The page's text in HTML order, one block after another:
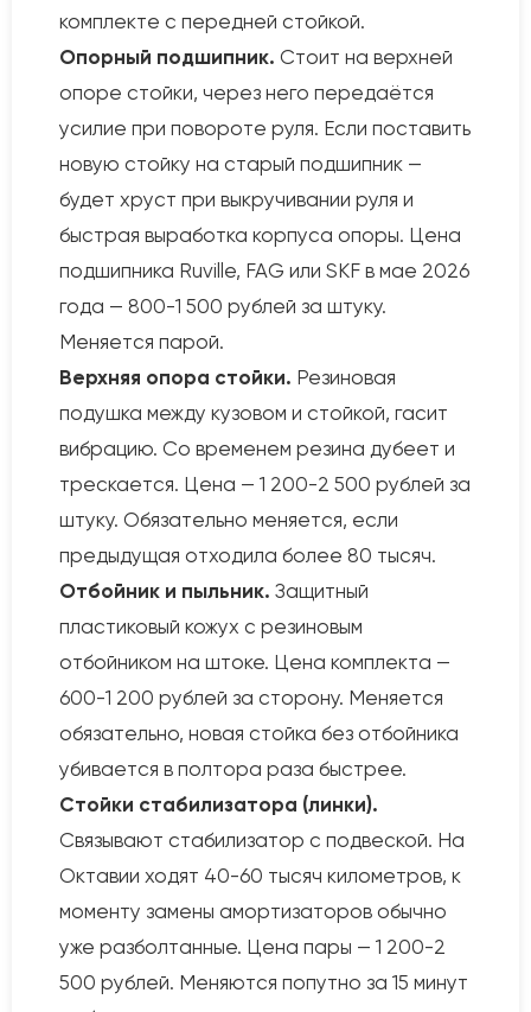
комплекте с передней стойкой.
Опорный подшипник. Стоит на верхней
опоре стойки, через него передаётся
усилие при повороте руля. Если поставить
новую стойку на старый подшипник —
будет хруст при выкручивании руля и
быстрая выработка корпуса опоры. Цена
подшипника Ruville, FAG или SKF в мае 2026
года — 800-1 500 рублей за штуку.
Меняется парой.
Верхняя опора стойки. Резиновая
подушка между кузовом и стойкой, гасит
вибрацию. Со временем резина дубеет и
трескается. Цена — 1 200-2 500 рублей за
штуку. Обязательно меняется, если
предыдущая отходила более 80 тысяч.
Отбойник и пыльник. Защитный
пластиковый кожух с резиновым
отбойником на штоке. Цена комплекта —
600-1 200 рублей за сторону. Меняется
обязательно, новая стойка без отбойника
убивается в полтора раза быстрее.
Стойки стабилизатора (линки).
Связывают стабилизатор с подвеской. На
Октавии ходят 40-60 тысяч километров, к
моменту замены амортизаторов обычно
уже разболтанные. Цена пары — 1 200-2
500 рублей. Меняются попутно за 15 минут